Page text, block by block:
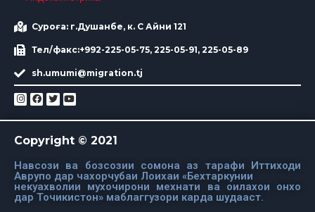
Суроға: г.Душанбе, к. С Айни 121
Тел/факс:+992-225-05-75, 225-05-91, 225-05-89
sh.umumi@migration.tj
Copyright © 2021
Навсози ва бозсозии сомона аз тарафи Иттиходи
Аврупо дар чахорчубаи Лоихаи «Бехтаркунии
некуахволии мухочирони мехнати ва оилахои онхо
дар Точикистон» маблаггузори карда шудааст.